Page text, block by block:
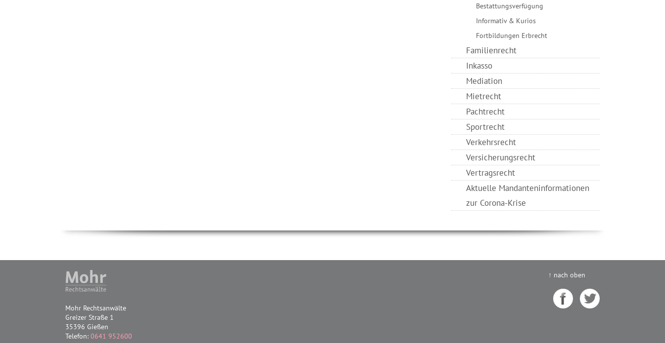
Bestattungsverfügung
Informativ & Kurios
Fortbildungen Erbrecht
Familienrecht
Inkasso
Mediation
Mietrecht
Pachtrecht
Sportrecht
Verkehrsrecht
Versicherungsrecht
Vertragsrecht
Aktuelle Mandanteninformationen
zur Corona-Krise
↑ nach oben
Mohr Rechtsanwälte
Greizer Straße 1
35396 Gießen
Telefon: 0641 952600